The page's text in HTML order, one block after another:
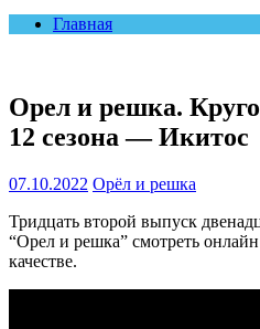
Главная
Орел и решка.
12 сезона — Икитос
07.10.2022 Орёл и решка
Тридцать второй выпуск
“Орел и решка” смотреть
качестве.